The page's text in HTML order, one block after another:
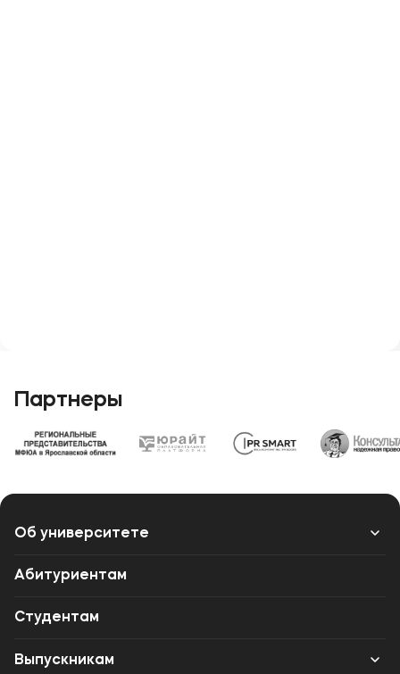
Партнеры
Об университете
Лицензии и документы
Сведения об образовательной организации
Абитуриенту
Абитуриентам
Студентам
Выпускникам